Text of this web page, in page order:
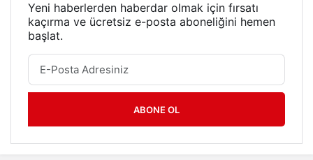
Yeni haberlerden haberdar olmak için fırsatı
kaçırma ve ücretsiz e-posta aboneliğini hemen
başlat.
ABONE OL